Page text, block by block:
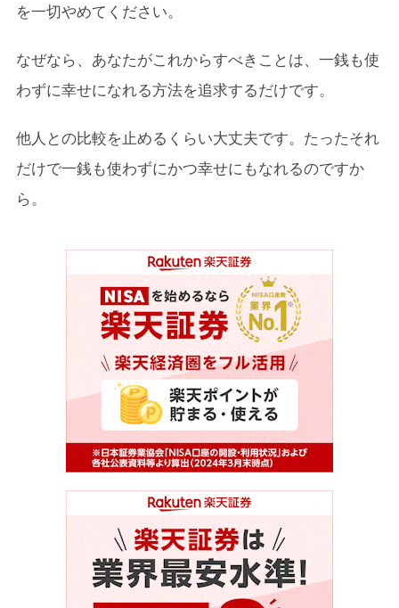
を一切やめてください。
なぜなら、あなたがこれからすべきことは、一銭も使
わずに幸せになれる方法を追求するだけです。
他人との比較を止めるくらい大丈夫です。たったそれ
だけで一銭も使わずにかつ幸せにもなれるのですか
ら。